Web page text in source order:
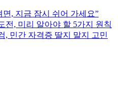
, 지금 잠시 쉬어 가세요”
전, 미리 알아야 할 5가지 원칙
, 민간 자격증 딸지 말지 고민